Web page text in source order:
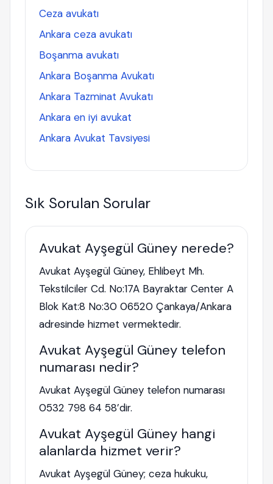
Ceza avukatı
Ankara ceza avukatı
Boşanma avukatı
Ankara Boşanma Avukatı
Ankara Tazminat Avukatı
Ankara en iyi avukat
Ankara Avukat Tavsiyesi
Sık Sorulan Sorular
Avukat Ayşegül Güney nerede?
Avukat Ayşegül Güney, Ehlibeyt Mh.
Tekstilciler Cd. No:17A Bayraktar Center A
Blok Kat:8 No:30 06520 Çankaya/Ankara
adresinde hizmet vermektedir.
Avukat Ayşegül Güney telefon
numarası nedir?
Avukat Ayşegül Güney telefon numarası
0532 798 64 58’dir.
Avukat Ayşegül Güney hangi
alanlarda hizmet verir?
Avukat Ayşegül Güney; ceza hukuku,